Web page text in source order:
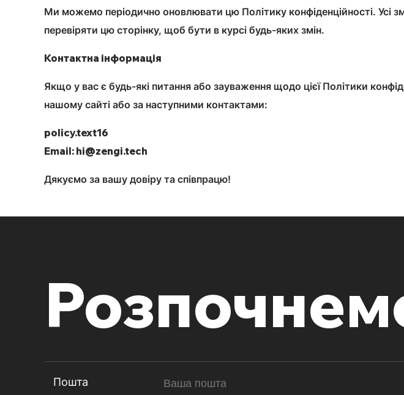
Ми можемо періодично оновлювати цю Політику конфіденційності. Усі
перевіряти цю сторінку, щоб бути в курсі будь-яких змін.
Контактна інформація
Якщо у вас є будь-які питання або зауваження щодо цієї Політики
нашому сайті або за наступними контактами:
policy.text16
Email: hi@zengi.tech
Дякуємо за вашу довіру та співпрацю!
Пошта